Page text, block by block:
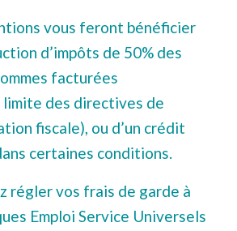
vous feront bénéficier
d’impôts de 50% des
facturées
limite des directives de
fiscale), ou d’un crédit
certaines conditions.
régler vos frais de garde à
Emploi Service Universels